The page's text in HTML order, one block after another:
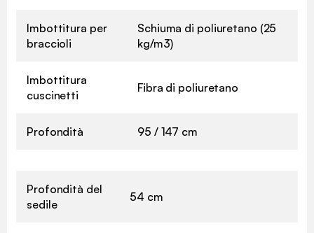
Imbottitura per
braccioli
Schiuma di poliuretano (25
kg/m3)
Imbottitura
cuscinetti
Fibra di poliuretano
Profondità 95 / 147 cm
Profondità del
sedile
54 cm